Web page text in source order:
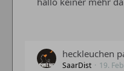
heckleuchen
SaarDist 19.